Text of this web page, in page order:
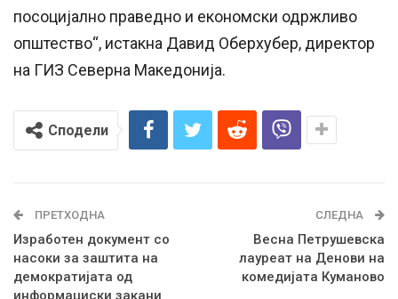
посоцијално праведно и економски одржливо
општество“, истакна Давид Оберхубер, директор
на ГИЗ Северна Македонија.
Сподели
ПРЕТХОДНА
Изработен документ со
насоки за заштита на
демократијата од
информациски закани
СЛЕДНА
Весна Петрушевска
лауреат на Денови на
комедијата Куманово